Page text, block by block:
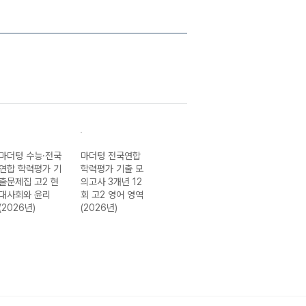
마더텅 수능·전국
연합 학력평가 기
출문제집 고2 현
대사회와 윤리
(2026년)
마더텅 전국연합
학력평가 기출 모
의고사 3개년 12
회 고2 영어 영역
(2026년)